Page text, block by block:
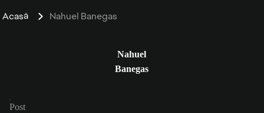
Acasă Nahuel Banegas
Nahuel
Banegas
Post